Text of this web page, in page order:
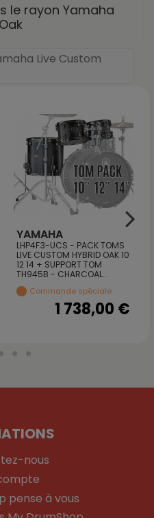
le rayon Yamaha
Live Custom
YAMAHA
LHP4F3-UCS - PACK TOMS
LIVE CUSTOM HYBRID OAK 10
12 14 + SUPPORT TOM
TH945B - CHARCOAL...
Commande spéciale
1 738,00 €
nous
pense à vous